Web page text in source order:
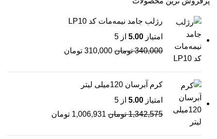
رژلب جامد نیمه‌مات کد LP10
امتیاز 5.00 از 5
340,000 تومان 310,000 تومان
کرم آبرسان 120میلی لیتر
امتیاز 5.00 از 5
1,342,575 تومان 1,006,931 تومان